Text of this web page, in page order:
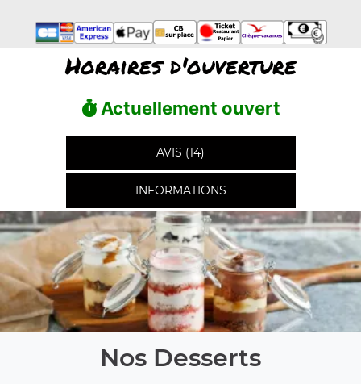
Horaires d'ouverture
Actuellement ouvert
AVIS (14)
INFORMATIONS
Nos Desserts